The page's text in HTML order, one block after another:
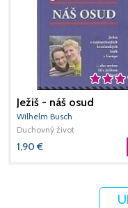
Ježiš - náš osud
Wilhelm Busch
Duchovný život
1,90 €